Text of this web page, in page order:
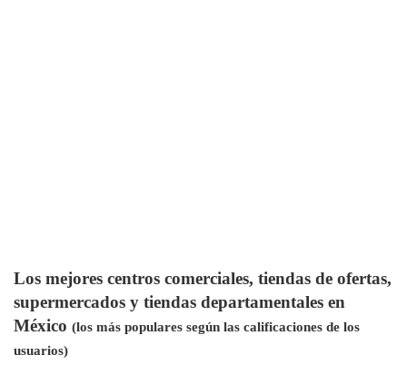
Los mejores centros comerciales, tiendas de ofertas,
supermercados y tiendas departamentales en
México (los más populares según las calificaciones de los
usuarios)